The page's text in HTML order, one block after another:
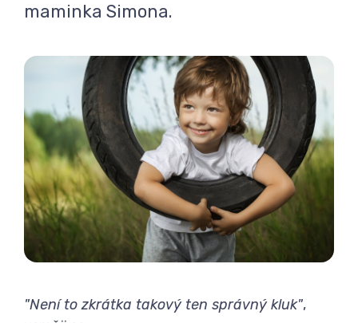
maminka Simona.
"Není to zkrátka takový ten správný kluk",